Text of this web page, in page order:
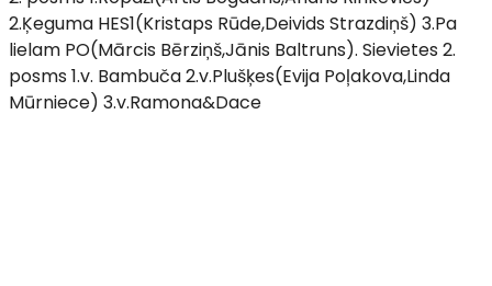
2.Ķeguma HES1(Kristaps Rūde,Deivids Strazdiņš) 3.Pa
lielam PO(Mārcis Bērziņš,Jānis Baltruns). Sievietes 2.
posms 1.v. Bambuča 2.v.Plušķes(Evija Poļakova,Linda
Mūrniece) 3.v.Ramona&Dace